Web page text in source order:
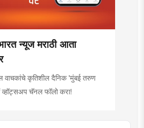
न्यूज मराठी आता
वाचकांचे कृतिशील दैनिक 'मुंबई तरुण
व्हॉट्सअप चॅनल फॉलो करा!